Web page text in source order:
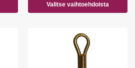
Valitse vaihtoehdoista